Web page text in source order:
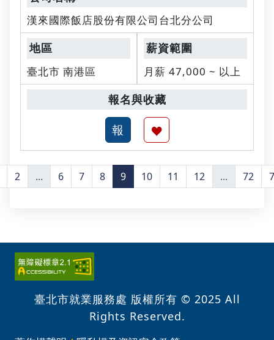
漢來國際飯店股份有限公司台北分公司
臺北市 南港區 月薪 47,000 ~ 以上
2 ... 6 7 8 9 10 11 12 ... 72
臺北市就業服務處 版權所有 © 2025 All
Rights Reserved.